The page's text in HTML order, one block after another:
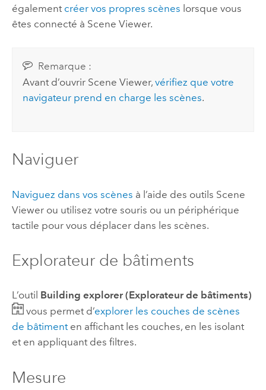
également créer vos propres scènes lorsque vous
êtes connecté à Scene Viewer.
Remarque :
Avant d’ouvrir Scene Viewer,vérifiez que votre
navigateur prend en charge les scènes.
Naviguer
Naviguez dans vos scènes à l’aide des outils Scene
Viewerou utilisez votre souris ou un périphérique
tactile pour vous déplacer dans les scènes.
Explorateur de bâtiments
L’outil Building explorer (Explorateur de bâtiments)
vous permet d’explorer les couches de scènes
de bâtimenten affichant les couches, en les isolant
et en appliquant des filtres.
Mesure